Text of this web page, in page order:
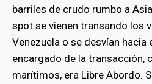
barriles de crudo rumbo a
spot se vienen transando los
Venezuela o se desvían hacia
encargado de la transacción,
marítimos, era Libre Abordo.